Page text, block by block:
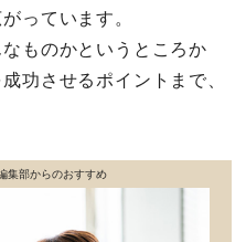
っています。
ものかというところか
功させるポイントまで、
集部からのおすすめ